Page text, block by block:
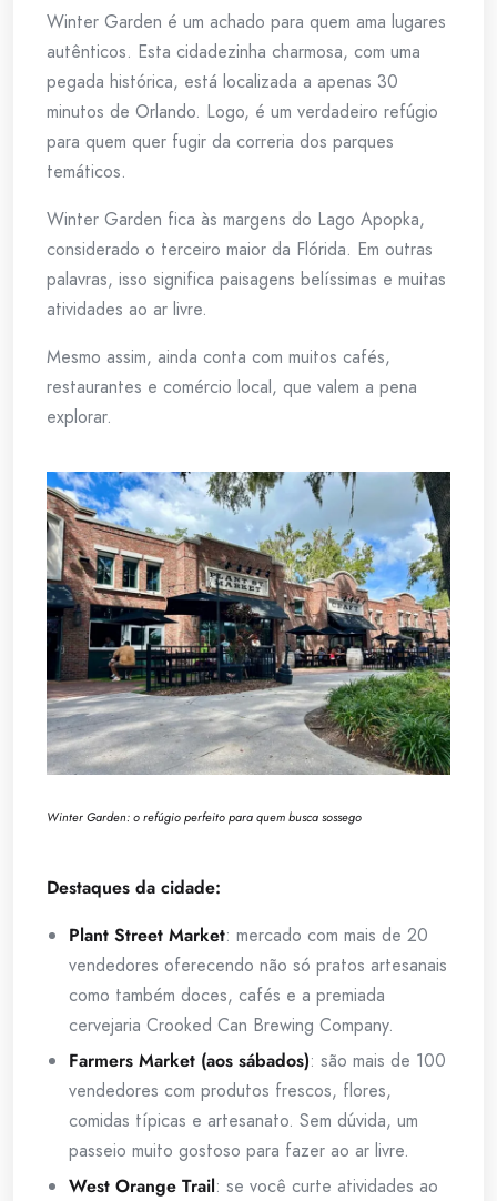
Winter Garden é um achado para quem ama lugares
autênticos. Esta cidadezinha charmosa, com uma
pegada histórica, está localizada a apenas 30
minutos de Orlando. Logo, é um verdadeiro refúgio
para quem quer fugir da correria dos parques
temáticos.
Winter Garden fica às margens do Lago Apopka,
considerado o terceiro maior da Flórida. Em outras
palavras, isso significa paisagens belíssimas e muitas
atividades ao ar livre.
Mesmo assim, ainda conta com muitos cafés,
restaurantes e comércio local, que valem a pena
explorar.
Winter Garden: o refúgio perfeito para quem busca sossego
Destaques da cidade:
Plant Street Market: mercado com mais de 20
vendedores oferecendo não só pratos artesanais
como também doces, cafés e a premiada
cervejaria Crooked Can Brewing Company.
Farmers Market (aos sábados): são mais de 100
vendedores com produtos frescos, flores,
comidas típicas e artesanato. Sem dúvida, um
passeio muito gostoso para fazer ao ar livre.
West Orange Trail: se você curte atividades ao